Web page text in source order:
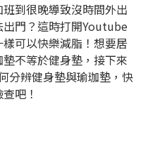
到很晚導致沒時間外出
門？這時打開Youtube
可以快樂減脂！想要居
不等於健身墊，接下來
分辨健身墊與瑜珈墊，快
吧！